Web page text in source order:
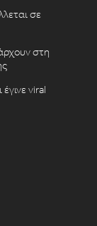
σε
στη
viral